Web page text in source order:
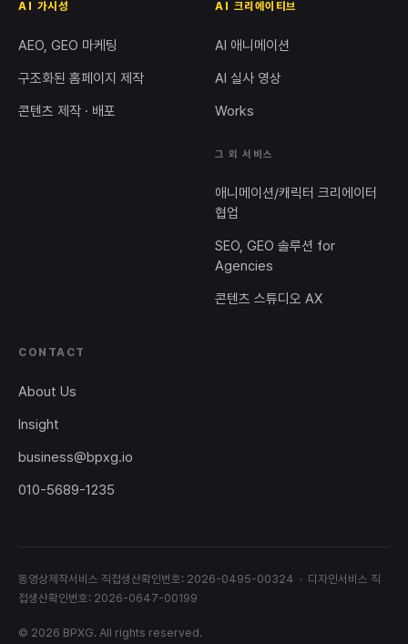
AI 가시성
AEO, GEO 마케팅
구조화된 홈페이지 제작
콘텐츠 제작 · 배포
AI 크리에이티브
AI 애니메이션
AI 실사 영상
Works
그 외 서비스
애니메이션/캐릭터 크리에이터
협업
SEO, GEO 솔루션 for
Agencies
콘텐츠 스튜디오 AX
CONTACT
About Us
Insight
business@bpxg.io
010-5689-1235
동영상제작서비스 직접생산확인번호: 2026-0495-00324 · 디자인서비스 직
접생산확인번호: 2026-0647-00199
© 2026 BPXG. All rights reserved.